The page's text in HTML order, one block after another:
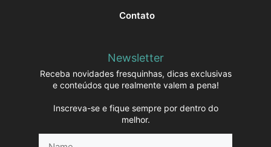
Contato
Newsletter
Receba novidades fresquinhas, dicas exclusivas
e conteúdos que realmente valem a pena!
Inscreva-se e fique sempre por dentro do
melhor.